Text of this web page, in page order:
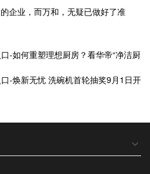
业，而万和，无疑已做好了准
-如何重塑理想厨房？看华帝“净洁厨
-焕新无忧 洗碗机首轮抽奖9月1日开